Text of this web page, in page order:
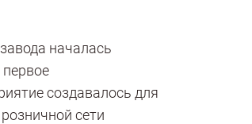
началась
первое
создавалось для
сети